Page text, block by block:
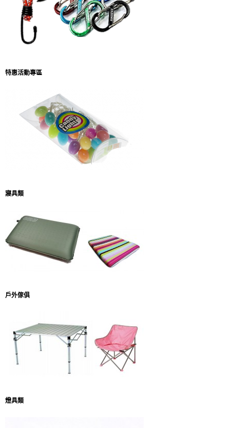
特惠活動專區
寢具類
戶外傢俱
燈具類